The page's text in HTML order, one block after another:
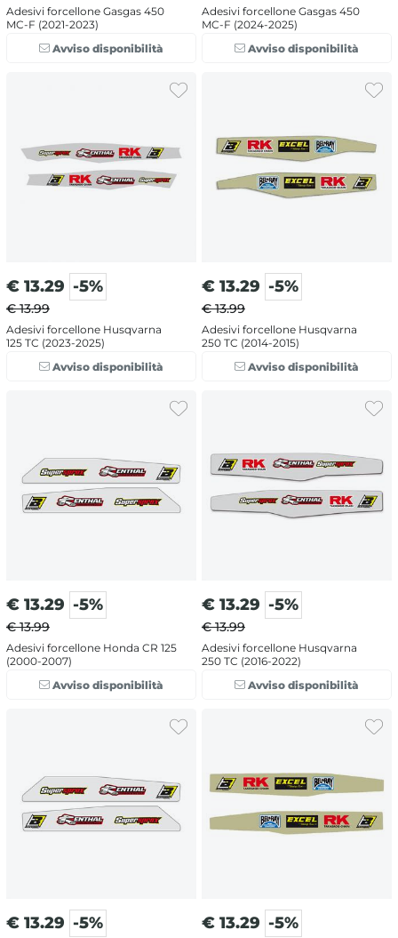
Adesivi forcellone Gasgas 450
MC-F (2021-2023)
Avviso disponibilità
Adesivi forcellone Gasgas 450
MC-F (2024-2025)
Avviso disponibilità
€ 13.29 -5%
€ 13.99
Adesivi forcellone Husqvarna
125 TC (2023-2025)
Avviso disponibilità
€ 13.29 -5%
€ 13.99
Adesivi forcellone Husqvarna
250 TC (2014-2015)
Avviso disponibilità
€ 13.29 -5%
€ 13.99
Adesivi forcellone Honda CR 125
(2000-2007)
Avviso disponibilità
€ 13.29 -5%
€ 13.99
Adesivi forcellone Husqvarna
250 TC (2016-2022)
Avviso disponibilità
€ 13.29 -5% € 13.29 -5%